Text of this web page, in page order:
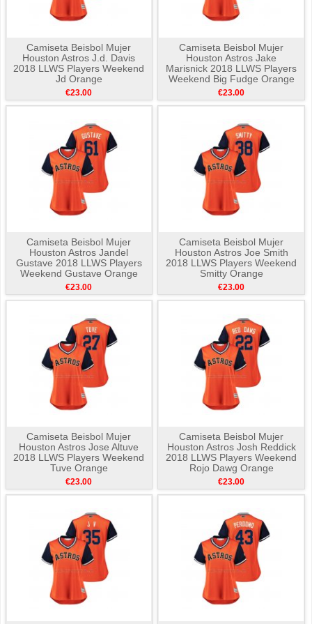
Camiseta Beisbol Mujer
Houston Astros J.d. Davis
2018 LLWS Players Weekend
Jd Orange
€23.00
Camiseta Beisbol Mujer
Houston Astros Jake
Marisnick 2018 LLWS Players
Weekend Big Fudge Orange
€23.00
Camiseta Beisbol Mujer
Houston Astros Jandel
Gustave 2018 LLWS Players
Weekend Gustave Orange
€23.00
Camiseta Beisbol Mujer
Houston Astros Joe Smith
2018 LLWS Players Weekend
Smitty Orange
€23.00
Camiseta Beisbol Mujer
Houston Astros Jose Altuve
2018 LLWS Players Weekend
Tuve Orange
€23.00
Camiseta Beisbol Mujer
Houston Astros Josh Reddick
2018 LLWS Players Weekend
Rojo Dawg Orange
€23.00